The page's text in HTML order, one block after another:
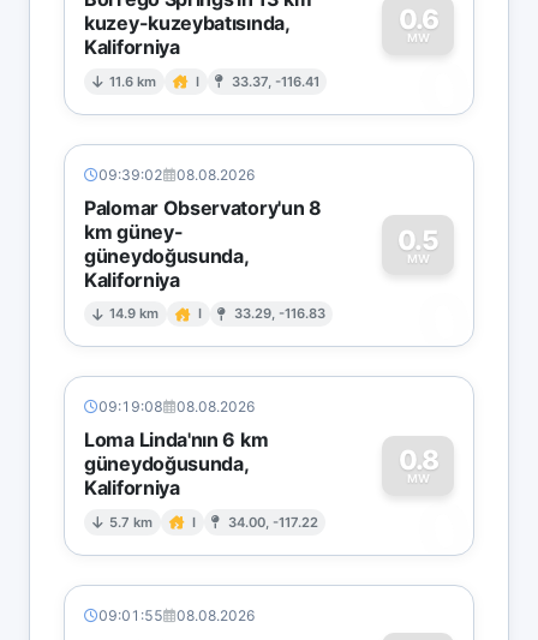
kuzey-kuzeybatısında,
Kaliforniya
11.6 km I 33.37, -116.41
0.6
MW
0
09:39:02 08.08.2026
Palomar Observatory'un 8
km güney-
güneydoğusunda,
Kaliforniya
14.9 km I 33.29, -116.83
0.5
MW
0
09:19:08 08.08.2026
Loma Linda'nın 6 km
güneydoğusunda,
Kaliforniya
5.7 km I 34.00, -117.22
0.8
MW
0
09:01:55 08.08.2026